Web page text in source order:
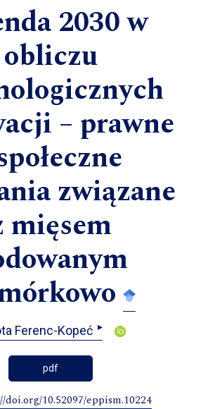
2030 w
obliczu
– prawne
związane
mięsem
Ferenc-Kopeć ▸
pdf
doi.org/10.52097/eppism.10224